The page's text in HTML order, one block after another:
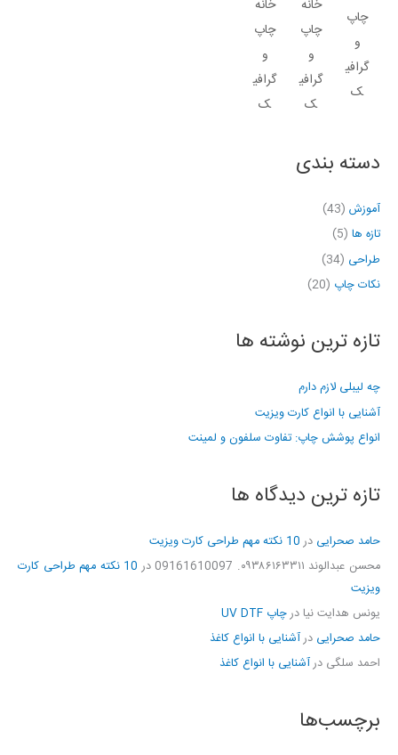
دسته بندی
آموزش (43)
تازه ها (5)
طراحی (34)
نکات چاپ (20)
تازه ترین نوشته ها
چه لیبلی لازم دارم
آشنایی با انواع کارت ویزیت
انواع پوشش چاپ: تفاوت سلفون و لمینت
تازه ترین دیدگاه ها
حامد صحرایی در10 نکته مهم طراحی کارت ویزیت
محسن عبدالوند ۰۹۳۸۶۱۶۳۳۱۱. 09161610097
در
10 نکته مهم طراحی کارت
ویزیت
یونس هدایت نیادرچاپ UV DTF
حامد صحرایی درآشنایی با انواع کاغذ
احمد سلگی درآشنایی با انواع کاغذ
برچسب‌ها